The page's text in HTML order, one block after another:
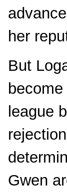
her
But
league
Gwen